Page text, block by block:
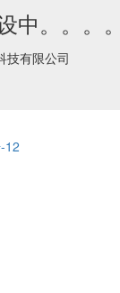
中。。。
技有限公司
12